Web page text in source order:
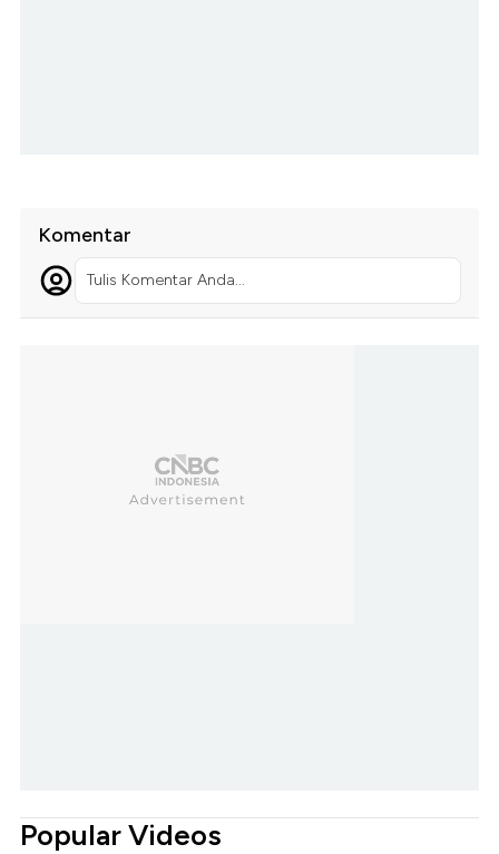
Komentar
Tulis Komentar Anda...
Popular Videos